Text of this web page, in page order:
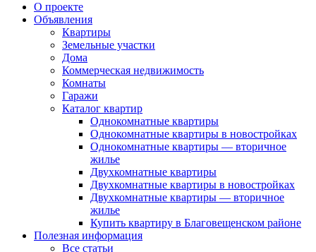
О проекте
Объявления
Квартиры
Земельные участки
Дома
Коммерческая недвижимость
Комнаты
Гаражи
Каталог квартир
Однокомнатные квартиры
Однокомнатные квартиры в новостройках
Однокомнатные квартиры — вторичное
жилье
Двухкомнатные квартиры
Двухкомнатные квартиры в новостройках
Двухкомнатные квартиры — вторичное
жилье
Купить квартиру в Благовещенском районе
Полезная информация
Все статьи